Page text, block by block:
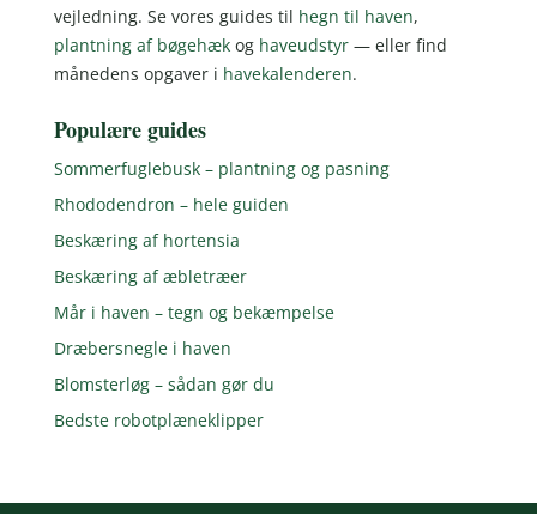
vejledning. Se vores guides til hegn til haven,
plantning af bøgehækog haveudstyr— eller find
månedens opgaver i havekalenderen.
Populære guides
Sommerfuglebusk – plantning og pasning
Rhododendron – hele guiden
Beskæring af hortensia
Beskæring af æbletræer
Mår i haven – tegn og bekæmpelse
Dræbersnegle i haven
Blomsterløg – sådan gør du
Bedste robotplæneklipper